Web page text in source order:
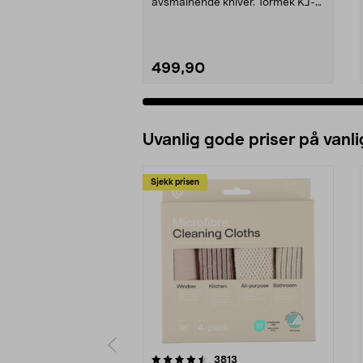
avsmalnende kniver. Tormek KJ-
499,90
Uvanlig gode priser på
Sjekk prisen
3813
4.5av 5 stjerner